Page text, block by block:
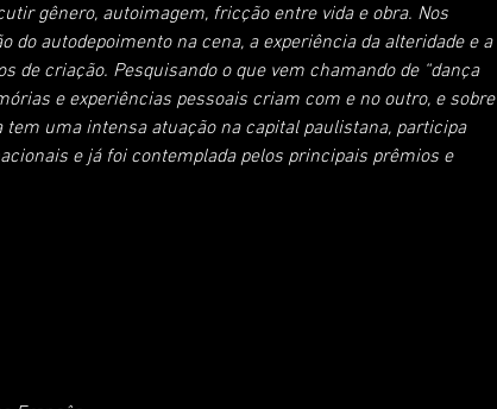
gênero, autoimagem, fricção entre vida e obra. Nos
do autodepoimento na cena, a experiência da alteridade e a
de criação. Pesquisando o que vem chamando de “dança
e experiências pessoais criam com e no outro, e sobre
tem uma intensa atuação na capital paulistana, participa
e já foi contemplada pelos principais prêmios e